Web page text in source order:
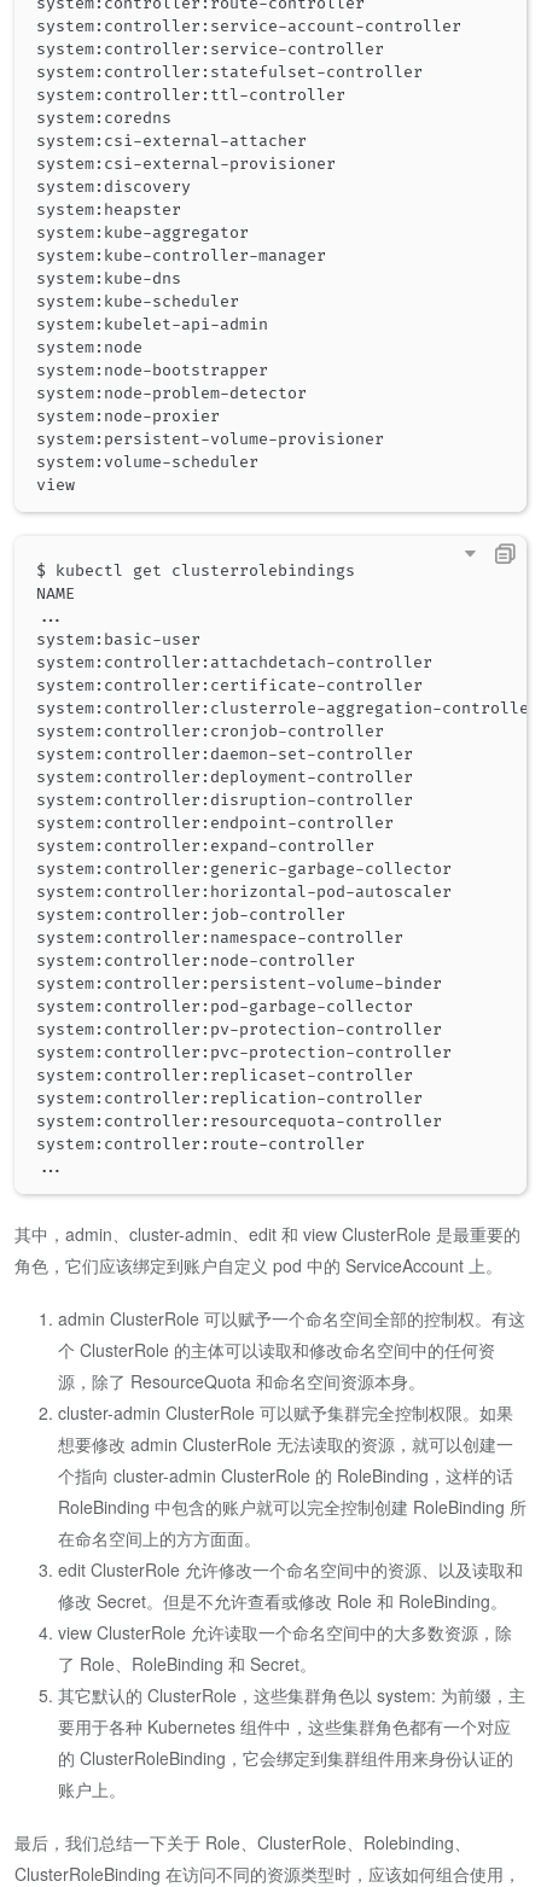
system:controller:service-account-controller
system:controller:service-controller
system:controller:statefulset-controller
system:controller:ttl-controller
system:coredns
system:csi-external-attacher
system:csi-external-provisioner
system:discovery
system:heapster
system:kube-aggregator
system:kube-controller-manager
system:kube-dns
system:kube-scheduler
system:kubelet-api-admin
system:node
system:node-bootstrapper
system:node-problem-detector
system:node-proxier
system:persistent-volume-provisioner
system:volume-scheduler
$ kubectl get clusterrolebindings
...
system:basic-user
system:controller:attachdetach-controller
system:controller:certificate-controller
system:controller:clusterrole-aggregation-
system:controller:cronjob-controller
system:controller:daemon-set-controller
system:controller:deployment-controller
system:controller:disruption-controller
system:controller:endpoint-controller
system:controller:expand-controller
system:controller:generic-garbage-collector
system:controller:horizontal-pod-autoscaler
system:controller:job-controller
system:controller:namespace-controller
system:controller:node-controller
system:controller:persistent-volume-binder
system:controller:pod-garbage-collector
system:controller:pv-protection-controller
system:controller:pvc-protection-controller
system:controller:replicaset-controller
system:controller:replication-controller
system:controller:resourcequota-controller
..
其中，admin、cluster-admin、edit 和 view ClusterRole 是最重要的
角色，它们应该绑定到账户自定义 pod 中的 ServiceAccount 上。
admin ClusterRole 可以赋予一个命名空间全部的控制权。有这
个 ClusterRole 的主体可以读取和修改命名空间中的任何资
源，除了 ResourceQuota 和命名空间资源本身。
cluster-admin ClusterRole 可以赋予集群完全控制权限。如果
想要修改 admin ClusterRole 无法读取的资源，就可以创建一
个指向 cluster-admin ClusterRole 的 RoleBinding，这样的话
RoleBinding 中包含的账户就可以完全控制创建 RoleBinding 所
在命名空间上的方方面面。
edit ClusterRole 允许修改一个命名空间中的资源、以及读取和
修改 Secret。但是不允许查看或修改 Role 和 RoleBinding。
view ClusterRole 允许读取一个命名空间中的大多数资源，除
了 Role、RoleBinding 和 Secret。
其它默认的 ClusterRole，这些集群角色以 system: 为前缀，主
要用于各种 Kubernetes 组件中，这些集群角色都有一个对应
的 ClusterRoleBinding，它会绑定到集群组件用来身份认证的
账户上。
最后，我们总结一下关于 Role、ClusterRole、Rolebinding、
ClusterRoleBinding 在访问不同的资源类型时，应该如何组合使用，